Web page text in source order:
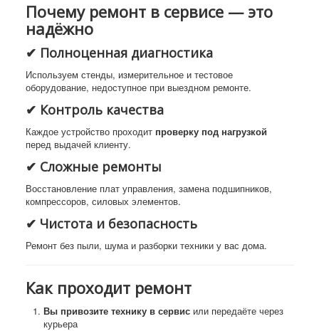
Почему ремонт в сервисе — это
надёжно
✔ Полноценная диагностика
Используем стенды, измерительное и тестовое
оборудование, недоступное при выездном ремонте.
✔ Контроль качества
Каждое устройство проходит проверку под нагрузкой
перед выдачей клиенту.
✔ Сложные ремонты
Восстановление плат управления, замена подшипников,
компрессоров, силовых элементов.
✔ Чистота и безопасность
Ремонт без пыли, шума и разборки техники у вас дома.
Как проходит ремонт
Вы привозите технику в сервис или передаёте через
курьера